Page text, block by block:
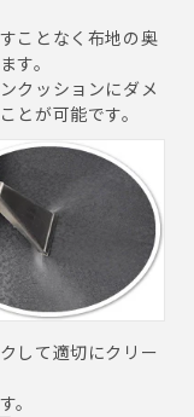
ことなく布地の奥
す。
クッションにダメ
とが可能です。
して適切にクリー
。